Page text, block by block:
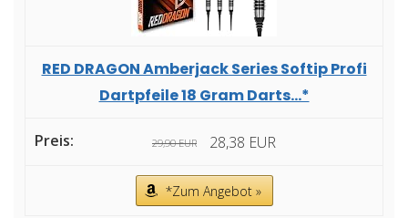
RED DRAGON Amberjack Series Softip Profi
Dartpfeile 18 Gram Darts...*
29,90 EUR 28,38 EUR
*Zum Angebot »